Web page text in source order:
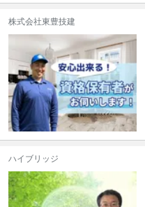
株式会社東豊技建
ハイブリッジ